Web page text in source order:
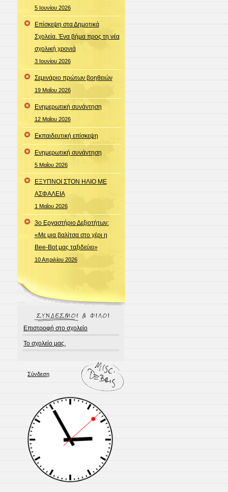
5 Ιουνίου 2026
Επίσκεψη στα Δημοτικά
Σχολεία. Ένα βήμα προς τη νέα
σχολική χρονιά
3 Ιουνίου 2026
Σεμινάριο πρώτων βοηθειών
19 Μαΐου 2026
Ενημερωτική συνάντηση
12 Μαΐου 2026
Εκπαιδευτική επίσκεψη
Ενημερωτική συνάντηση
5 Μαΐου 2026
ΕΞΥΠΝΟΙ ΣΤΟΝ ΗΛΙΟ ΜΕ
ΑΣΦΑΛΕΙΑ
1 Μαΐου 2026
3ο Εργαστήριο Δεξιοτήτων:
«Με μια βαλίτσα στο χέρι η
Bee-Bot μας ταξιδεύει»
10 Απριλίου 2026
Επιστροφή στο σχολείο
Το σχολείο μας.
Σύνδεση